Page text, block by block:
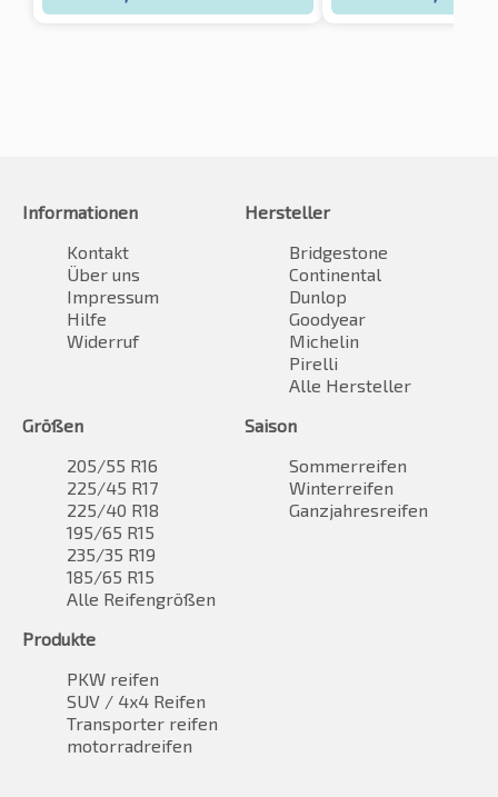
Informationen
Kontakt
Über uns
Impressum
Hilfe
Widerruf
Hersteller
Bridgestone
Continental
Dunlop
Goodyear
Michelin
Pirelli
Alle Hersteller
Größen
205/55 R16
225/45 R17
225/40 R18
195/65 R15
235/35 R19
185/65 R15
Alle Reifengrößen
Saison
Sommerreifen
Winterreifen
Ganzjahresreifen
Produkte
PKW reifen
SUV / 4x4 Reifen
Transporter reifen
motorradreifen